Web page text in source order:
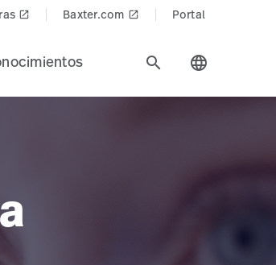
launch Baxter.com launch Portal
search language